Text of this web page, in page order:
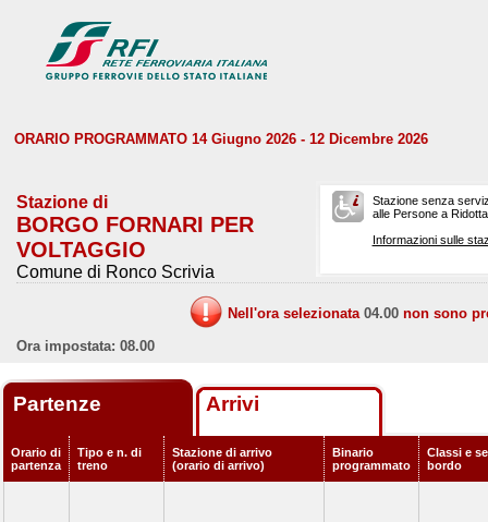
ORARIO PROGRAMMATO 14 Giugno 2026 - 12 Dicembre 2026
Stazione di
BORGO FORNARI PER
VOLTAGGIO
Comune di Ronco Scrivia
Stazione senza
alle Persone a
Informazioni sulle
Nell'ora selezionata 04.00 non sono
Ora impostata: 08.00
Partenze Arrivi
Orario di
partenza
Tipo e n. di
treno
Stazione di arrivo
(orario di arrivo)
Binario
programmato
Classi e
bordo